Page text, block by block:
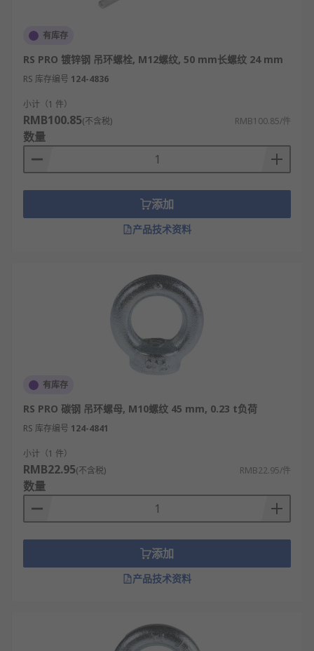
有库存
RS PRO 镀锌钢 吊环螺栓, M12螺纹, 50 mm长螺纹 24 mm
RS 库存编号 124-4836
小计（1 件）
RMB100.85(不含税) RMB100.85/件
数量
添加
产品技术资料
有库存
RS PRO 碳钢 吊环螺母, M10螺纹 45 mm, 0.23 t负荷
RS 库存编号 124-4841
小计（1 件）
RMB22.95(不含税) RMB22.95/件
数量
添加
产品技术资料